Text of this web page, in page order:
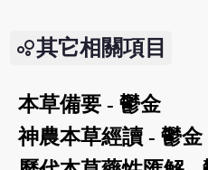
其它相關項目
本草備要 - 鬱金
神農本草經讀 - 鬱金